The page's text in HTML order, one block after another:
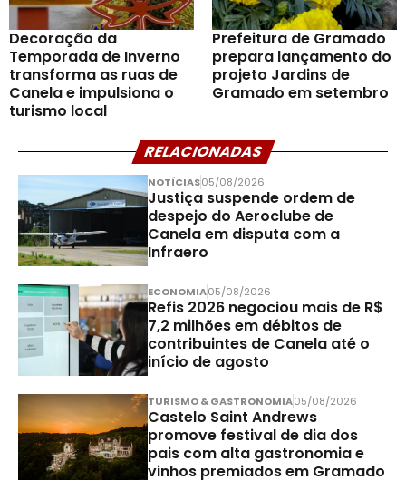
Decoração da
Temporada de Inverno
transforma as ruas de
Canela e impulsiona o
turismo local
Prefeitura de Gramado
prepara lançamento do
projeto Jardins de
Gramado em setembro
RELACIONADAS
NOTÍCIAS05/08/2026
Justiça suspende ordem de
despejo do Aeroclube de
Canela em disputa com a
Infraero
ECONOMIA05/08/2026
Refis 2026 negociou mais de R$
7,2 milhões em débitos de
contribuintes de Canela até o
início de agosto
TURISMO & GASTRONOMIA05/08/2026
Castelo Saint Andrews
promove festival de dia dos
pais com alta gastronomia e
vinhos premiados em Gramado